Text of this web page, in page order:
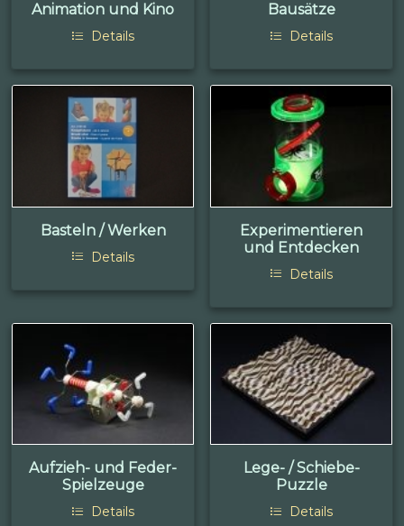
Animation und Kino
Details
Bausätze
Details
Basteln / Werken
Details
Experimentieren
und Entdecken
Details
Aufzieh- und Feder-
Spielzeuge
Details
Lege- / Schiebe-
Puzzle
Details